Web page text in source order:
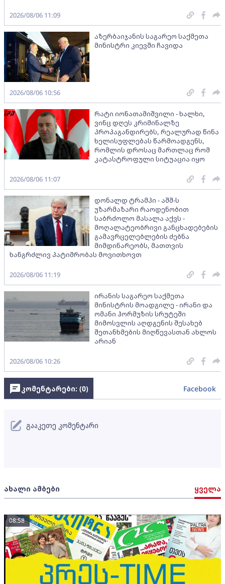
2026/08/06 11:09
აზერბაიჯანის საგარეო საქმეთა
მინისტრი კიევში ჩავიდა
2026/08/06 10:56
რატი იონათამიშვილი - ხალხი,
ვინც დღეს კრიმინალზე
პროპაგანდირებს, რეალურად წინა
ხელისუფლებას წარმოადგენს,
რომლის დროსაც მართლაც რომ
კატასტროფული სიტუაცია იყო
2026/08/06 11:07
დონალდ ტრამპი - აშშ-ს
უზარმაზარი რაოდენობით
საბრძოლო მასალა აქვს -
მოღალატეობრივი განცხადებების
გამავრცელებლების ძებნა
მიმდინარეობს, მათთვის
ხანგრძლივ პატიმრობას მოვითხოვთ
2026/08/06 11:19
ირანის საგარეო საქმეთა
მინისტრის მოადგილე - ირანი და
ომანი ჰორმუზის სრუტეში
მიმოსვლის აღდგენის შესახებ
შეთანხმების მიღწევასთან ახლოს
არიან
2026/08/06 10:26
ახალი ამბები ყველა
08:58
კომენტარები: (0) Facebook
გააკეთე კომენტარი